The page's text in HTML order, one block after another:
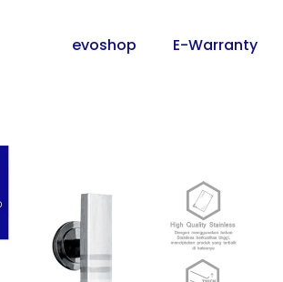
evoshop E-Warranty